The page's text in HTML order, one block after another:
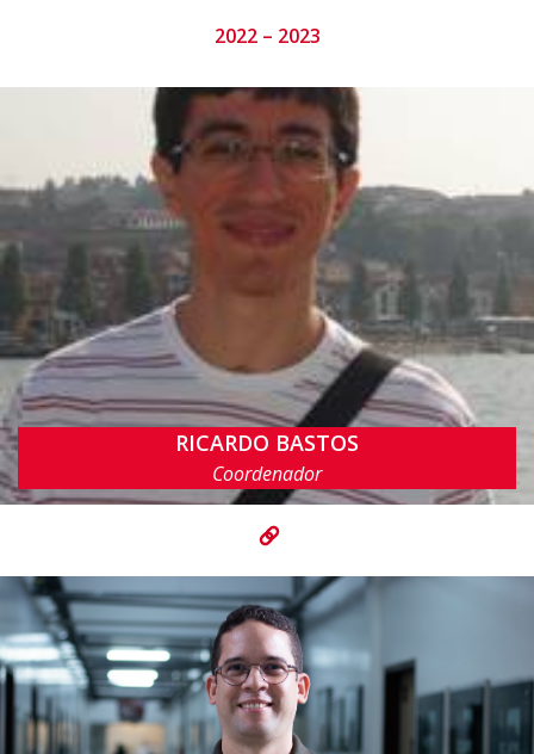
2022 – 2023
RICARDO BASTOS
Coordenador
rbcp@cin.ufpe.br